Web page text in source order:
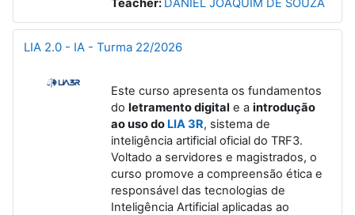
Teacher: DANIEL JOAQUIM DE SOUZA
LIA 2.0 - IA - Turma 22/2026
Este curso apresenta os fundamentos
do letramento digital e a introdução
ao uso do LIA 3R, sistema de
inteligência artificial oficial do TRF3.
Voltado a servidores e magistrados, o
curso promove a compreensão ética e
responsável das tecnologias de
Inteligência Artificial aplicadas ao